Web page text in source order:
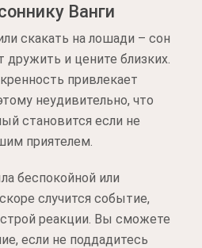
Ванги
скакать на лошади – сон
дружить и цените близких.
привлекает
неудивительно, что
становится если не
приятелем.
беспокойной или
случится событие,
реакции. Вы сможете
если не поддадитесь